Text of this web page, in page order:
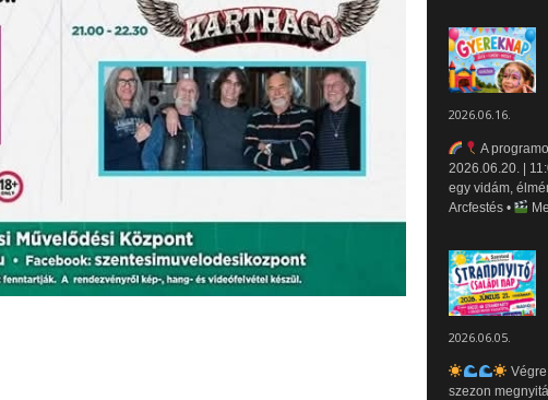
2026.06.16.
A
2026.06.20. |
egy vidám,
Arcfestés •
2026.06.05.
szezon